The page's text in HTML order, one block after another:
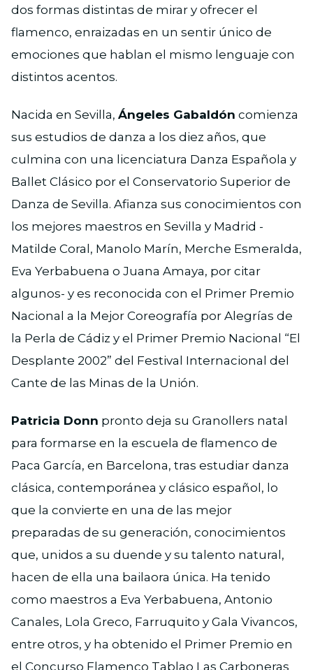
dos formas distintas de mirar y ofrecer el
flamenco, enraizadas en un sentir único de
emociones que hablan el mismo lenguaje con
distintos acentos.
Nacida en Sevilla, Ángeles Gabaldón comienza
sus estudios de danza a los diez años, que
culmina con una licenciatura Danza Española y
Ballet Clásico por el Conservatorio Superior de
Danza de Sevilla. Afianza sus conocimientos con
los mejores maestros en Sevilla y Madrid -
Matilde Coral, Manolo Marín, Merche Esmeralda,
Eva Yerbabuena o Juana Amaya, por citar
algunos- y es reconocida con el Primer Premio
Nacional a la Mejor Coreografía por Alegrías de
la Perla de Cádiz y el Primer Premio Nacional “El
Desplante 2002” del Festival Internacional del
Cante de las Minas de la Unión.
Patricia Donn pronto deja su Granollers natal
para formarse en la escuela de flamenco de
Paca García, en Barcelona, tras estudiar danza
clásica, contemporánea y clásico español, lo
que la convierte en una de las mejor
preparadas de su generación, conocimientos
que, unidos a su duende y su talento natural,
hacen de ella una bailaora única. Ha tenido
como maestros a Eva Yerbabuena, Antonio
Canales, Lola Greco, Farruquito y Gala Vivancos,
entre otros, y ha obtenido el Primer Premio en
el Concurso Flamenco Tablao Las Carboneras